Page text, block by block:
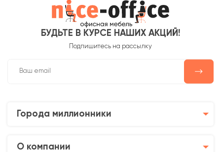
БУДЬТЕ В КУРСЕ НАШИХ АКЦИЙ!
Подпишитесь на рассылку
Города миллионники
О компании